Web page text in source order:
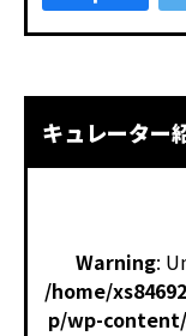
キュレーター
Warning:
/home/
p/wp-